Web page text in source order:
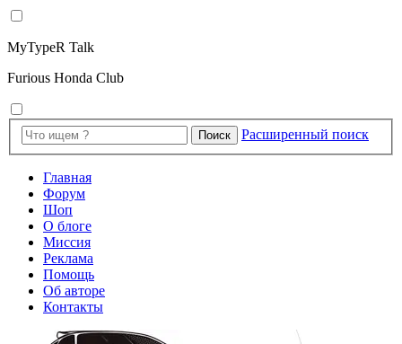
MyTypeR Talk
Furious Honda Club
Поиск Расширенный поиск
Главная
Форум
Шоп
О блоге
Миссия
Реклама
Помощь
Об авторе
Контакты